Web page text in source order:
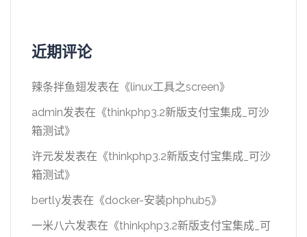
近期评论
辣条拌鱼翅发表在《linux工具之screen》
admin发表在《thinkphp3.2新版支付宝集成_可沙
箱测试》
许元发发表在《thinkphp3.2新版支付宝集成_可沙
箱测试》
bertly发表在《docker-安装phphub5》
一米八六发表在《thinkphp3.2新版支付宝集成_可